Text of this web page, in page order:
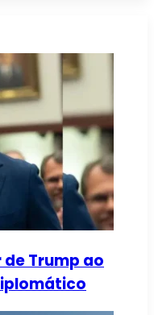
Trump ao